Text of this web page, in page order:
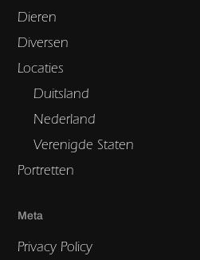
Dieren
Diversen
Locaties
Duitsland
Nederland
Verenigde Staten
Portretten
Meta
Privacy Policy